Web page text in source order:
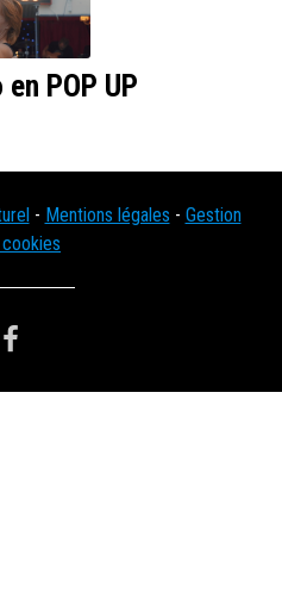
POP UP
- Mentions légales - Gestion